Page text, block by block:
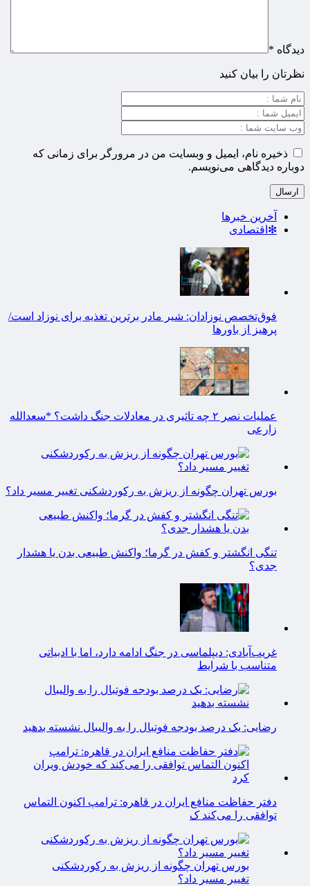
دیدگاه *
نظرتان را بیان کنید
ذخیره نام، ایمیل و وبسایت من در مرورگر برای زمانی که
دوباره دیدگاهی می‌نویسم.
آخرین خبرها
❇اقتصادی
فوق‌تخصص نوزادان: شیر مادر برترین تغذیه برای نوزاد است/
پرهیز از باورها
عملیات نصر ۲ چه تاثیری در معادلات جنگ داشت؟ *سعدالله
زارعی
بورس تهران چگونه از ریزش به رکوردشکنی تغییر مسیر داد؟
تنگی انگشتر و کفش در گرما؛ واکنش طبیعی بدن یا هشدار
جدی؟
غریب‌آبادی: دیپلماسی در جنگ ادامه دارد، اما با ادبیاتی
متناسب با شرایط
رضایی: یک درصد بودجه فوتبال را به والیبال نشسته بدهید
دفتر حفاظت منافع ایران در قاهره: ترامپ اکنون التماس
توافقی را می‌کند ک
بورس تهران چگونه از ریزش به رکوردشکنی
تغییر مسیر داد؟